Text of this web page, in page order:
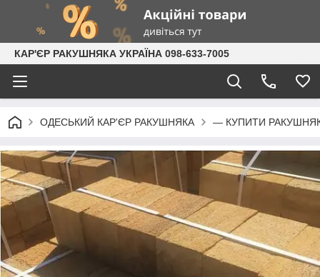
КАР'ЄР РАКУШНЯКА УКРАЇНА 098-633-7005
ОДЕСЬКИЙ КАР'ЄР РАКУШНЯКА — КУПИТИ